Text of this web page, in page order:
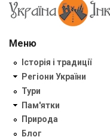
Меню
Історія і традиції
Регіони України
Тури
Пам'ятки
Природа
Блог